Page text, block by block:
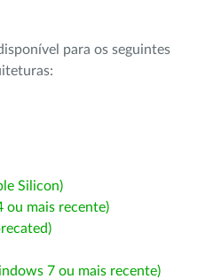
para os seguintes
Silicon)
ou mais recente)
7 ou mais recente)